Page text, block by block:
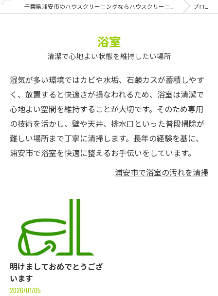
ブログ
浴室
清潔で心地よい状態を維持したい場所
湿気が多い環境ではカビや水垢、石鹸カスが蓄積しやす
く、放置すると快適さが損なわれるため、浴室は清潔で
心地よい空間を維持することが大切です。そのため専用
の技術を活かし、壁や天井、排水口といった普段掃除が
難しい場所まで丁寧に清掃します。長年の経験を基に、
浦安市で浴室を快適に整えるお手伝いをしています。
浦安市で浴室の汚れを清掃
明けましておめでとうござ
います
2026/01/05